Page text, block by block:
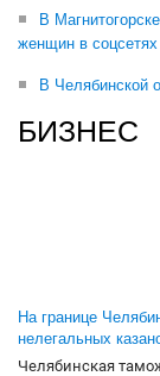
В
женщин в соцсетях
В Челябинской
БИЗНЕС
На границе
нелегальных
Челябинская